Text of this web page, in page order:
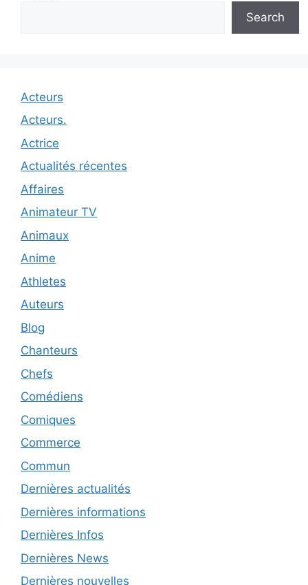
Search
Acteurs
Acteurs.
Actrice
Actualités récentes
Affaires
Animateur TV
Animaux
Anime
Athletes
Auteurs
Blog
Chanteurs
Chefs
Comédiens
Comiques
Commerce
Commun
Dernières actualités
Dernières informations
Dernières Infos
Dernières News
Dernières nouvelles